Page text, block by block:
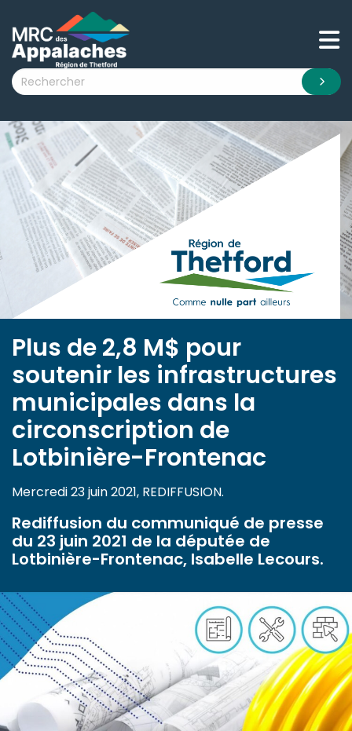
submenu (La MRC )
submenu (Citoyens )
submenu (Visiteurs )
submenu (Nouvelles )
submenu (Documentation )
Plus de 2,8 M$ pour
soutenir les infrastructures
municipales dans la
circonscription de
Lotbinière-Frontenac
Mercredi 23 juin 2021, REDIFFUSION.
Rediffusion du communiqué de presse
du 23 juin 2021 de la députée de
Lotbinière-Frontenac, Isabelle Lecours.